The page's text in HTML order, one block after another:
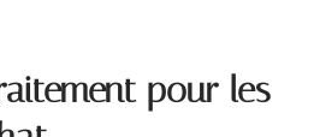
pour les